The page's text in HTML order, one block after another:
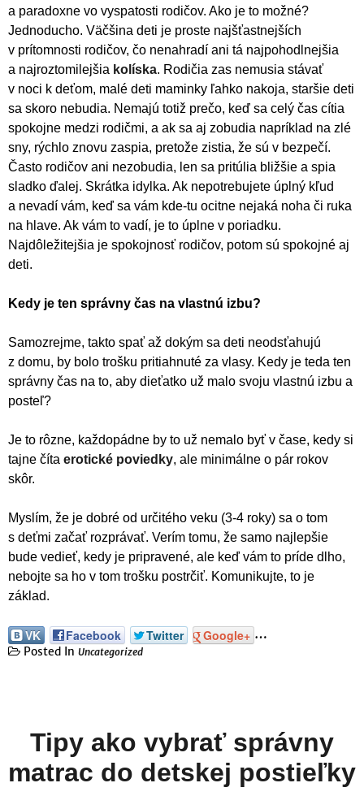
a paradoxne vo vyspatosti rodičov. Ako je to možné?
Jednoducho. Väčšina deti je proste najšťastnejších
v prítomnosti rodičov, čo nenahradí ani tá najpohodlnejšia
a najroztomilejšia kolíska. Rodičia zas nemusia stávať
v noci k deťom, malé deti maminky ľahko nakoja, staršie deti
sa skoro nebudia. Nemajú totiž prečo, keď sa celý čas cítia
spokojne medzi rodičmi, a ak sa aj zobudia napríklad na zlé
sny, rýchlo znovu zaspia, pretože zistia, že sú v bezpečí.
Často rodičov ani nezobudia, len sa pritúlia bližšie a spia
sladko ďalej. Skrátka idylka. Ak nepotrebujete úplný kľud
a nevadí vám, keď sa vám kde-tu ocitne nejaká noha či ruka
na hlave. Ak vám to vadí, je to úplne v poriadku.
Najdôležitejšia je spokojnosť rodičov, potom sú spokojné aj
deti.
Kedy je ten správny čas na vlastnú izbu?
Samozrejme, takto spať až dokým sa deti neodsťahujú
z domu, by bolo trošku pritiahnuté za vlasy. Kedy je teda ten
správny čas na to, aby dieťatko už malo svoju vlastnú izbu a
posteľ?
Je to rôzne, každopádne by to už nemalo byť v čase, kedy si
tajne číta erotické poviedky, ale minimálne o pár rokov
skôr.
Myslím, že je dobré od určitého veku (3-4 roky) sa o tom
s deťmi začať rozprávať. Verím tomu, že samo najlepšie
bude vedieť, kedy je pripravené, ale keď vám to príde dlho,
nebojte sa ho v tom trošku postrčiť. Komunikujte, to je
základ.
VK Facebook Twitter Google+ …
Posted In Uncategorized
Tipy ako vybrať správny
matrac do detskej postieľky